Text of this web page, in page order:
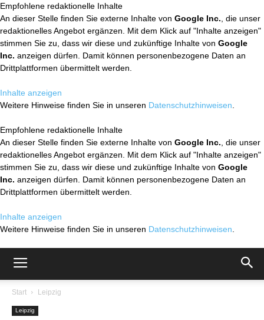
Empfohlene redaktionelle Inhalte
An dieser Stelle finden Sie externe Inhalte von Google Inc. , die unser
redaktionelles Angebot ergänzen. Mit dem Klick auf "Inhalte anzeigen"
stimmen Sie zu, dass wir diese und zukünftige Inhalte von Google
Inc. anzeigen dürfen. Damit können personenbezogene Daten an
Drittplattformen übermittelt werden.
Inhalte anzeigen
Weitere Hinweise finden Sie in unseren Datenschutzhinweisen
Empfohlene redaktionelle Inhalte
An dieser Stelle finden Sie externe Inhalte von Google Inc. , die unser
redaktionelles Angebot ergänzen. Mit dem Klick auf "Inhalte anzeigen"
stimmen Sie zu, dass wir diese und zukünftige Inhalte von Google
Inc. anzeigen dürfen. Damit können personenbezogene Daten an
Drittplattformen übermittelt werden.
Inhalte anzeigen
Weitere Hinweise finden Sie in unseren Datenschutzhinweisen
Start Leipzig
Leipzig